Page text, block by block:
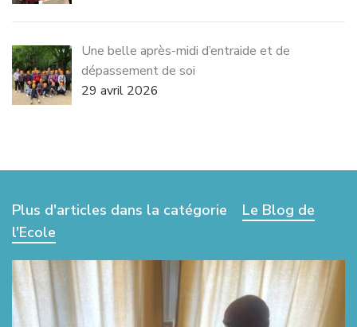
Une belle après-midi d’entraide et de
dépassement de soi
29 avril 2026
Plus d'articles dans la catégorie
Le Blog de
l'Ecole